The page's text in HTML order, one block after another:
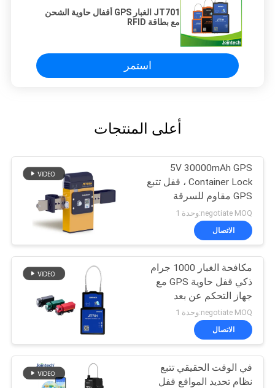
JT701 الغبار GPS أقفال حاوية الشحن
مع بطاقة RFID
استمر
أعلى المنتجات
5V 30000mAh GPS
Container Lock ، قفل تتبع
GPS مقاوم للسرقة
negotiate MOQ:وحدة 1
الاتصال
مكافحة الغبار 1000 جرام
ذكي قفل حاوية GPS مع
جهاز التحكم عن بعد
negotiate MOQ:وحدة 1
الاتصال
في الوقت الحقيقي تتبع
نظام تحديد المواقع قفل